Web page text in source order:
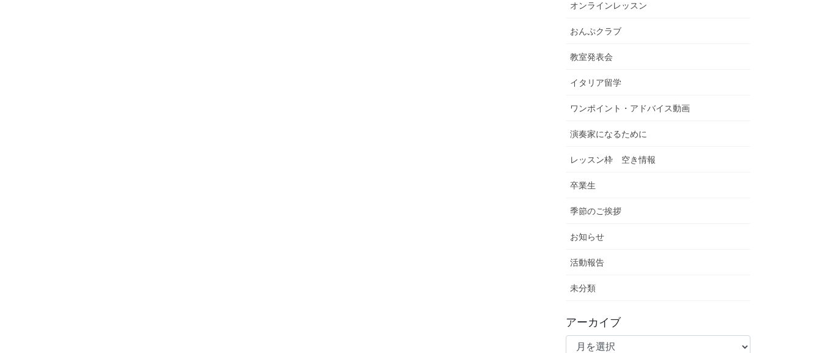
オンラインレッスン
おんぷクラブ
教室発表会
イタリア留学
ワンポイント・アドバイス動画
演奏家になるために
レッスン枠 空き情報
卒業生
季節のご挨拶
お知らせ
活動報告
未分類
アーカイブ
ア